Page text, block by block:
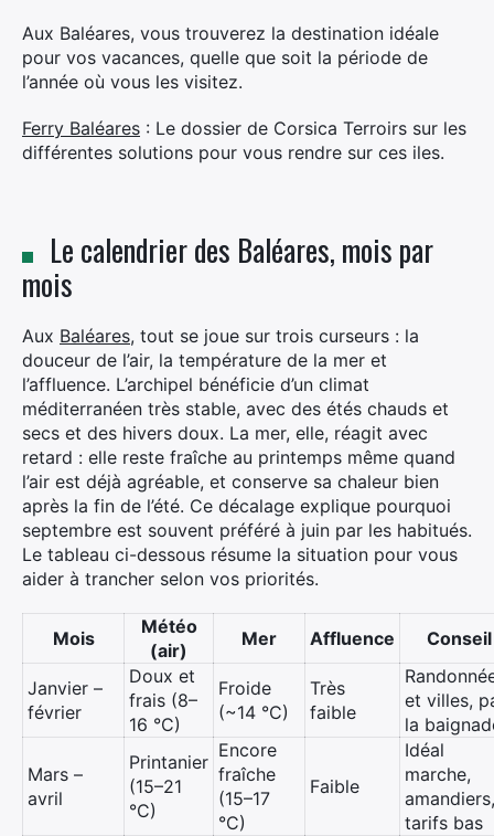
Aux Baléares, vous trouverez la destination idéale
pour vos vacances, quelle que soit la période de
l’année où vous les visitez.
Ferry Baléares : Le dossier de Corsica Terroirs sur les
différentes solutions pour vous rendre sur ces iles.
Le calendrier des Baléares, mois par
mois
Aux Baléares, tout se joue sur trois curseurs : la
douceur de l’air, la température de la mer et
l’affluence. L’archipel bénéficie d’un climat
méditerranéen très stable, avec des étés chauds et
secs et des hivers doux. La mer, elle, réagit avec
retard : elle reste fraîche au printemps même quand
l’air est déjà agréable, et conserve sa chaleur bien
après la fin de l’été. Ce décalage explique pourquoi
septembre est souvent préféré à juin par les habitués.
Le tableau ci-dessous résume la situation pour vous
aider à trancher selon vos priorités.
Mois
Météo
(air)
Mer Affluence Conseil
Janvier –
février
Doux et
frais (8–
16 °C)
Froide
(~14 °C)
Très
faible
et villes,
la
Mars –
avril
Printanier
(15–21
°C)
Encore
fraîche
(15–17
°C)
Faible
Idéal
marche,
amandiers,
tarifs bas
Rechercher